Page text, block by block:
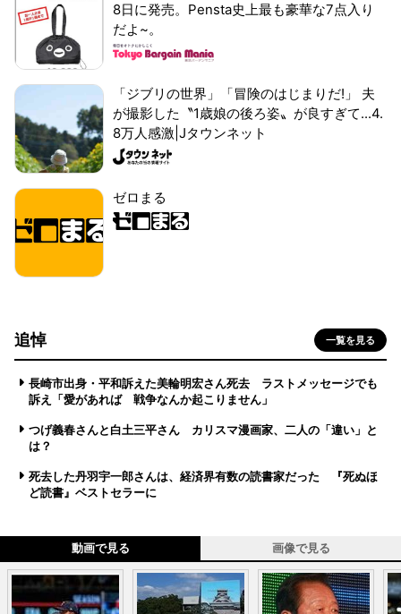
8日に発売。Pensta史上最も豪華な7点入り
だよ~。
「ジブリの世界」「冒険のはじまりだ!」 夫
が撮影した〝1歳娘の後ろ姿〟が良すぎて...4.
8万人感激|Jタウンネット
ゼロまる
追悼 一覧を見る
長崎市出身・平和訴えた美輪明宏さん死去 ラストメッセージでも
訴え「愛があれば 戦争なんか起こりません」
つげ義春さんと白土三平さん カリスマ漫画家、二人の「違い」と
は？
死去した丹羽宇一郎さんは、経済界有数の読書家だった 『死ぬほ
ど読書』ベストセラーに
動画で見る 画像で見る